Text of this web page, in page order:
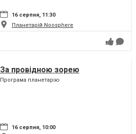
16 серпня, 11:30
Планетарій Noosphere
За провідною зорею
Програма планетарію
16 серпня, 10:00